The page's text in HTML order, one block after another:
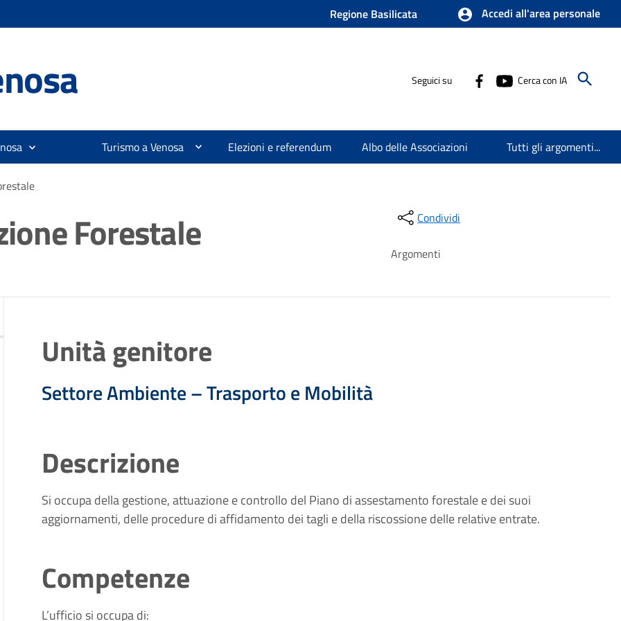
Regione Basilicata Accedi all'area personale
Seguici su Cerca con IA
Turismo a Venosa Elezioni e referendum Albo delle Associazioni Tutti gli argomenti...
Forestale Condividi
Argomenti
Unità genitore
Settore Ambiente – Trasporto e Mobilità
Descrizione
Si occupa della gestione, attuazione e controllo del Piano di assestamento forestale e dei suoi
aggiornamenti, delle procedure di affidamento dei tagli e della riscossione delle relative entrate.
Competenze
L’ufficio si occupa di: